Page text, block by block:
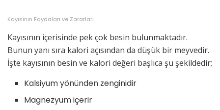
Kayısının Faydaları ve Zararları
Kayısının içerisinde pek çok besin bulunmaktadır.
Bunun yanı sıra kalori açısından da düşük bir meyvedir.
İşte kayısının besin ve kalori değeri başlıca şu şekildedir;
Kalsiyum yönünden zenginidir
Magnezyum içerir